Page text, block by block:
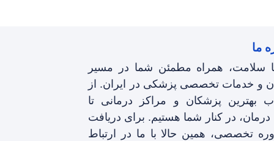
ما
سلامت، همراه مطمئن شما در مسیر
و خدمات تخصصی پزشکی در ایران. از
بهترین پزشکان و مراکز درمانی تا
درمان، در کنار شما هستیم. برای دریافت
تخصصی، همین حالا با ما در ارتباط